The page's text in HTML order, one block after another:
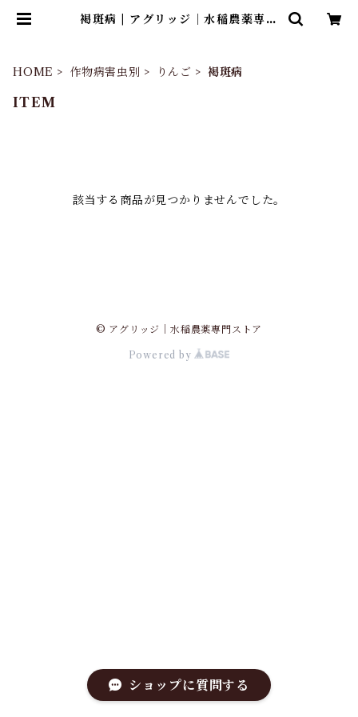
褐斑病 | アグリッジ｜水稲農薬専門
HOME 作物病害虫別 りんご 褐斑病
ITEM
該当する商品が見つかりませんでした。
© アグリッジ｜水稲農薬専門ストア
Powered by
ショップに質問する